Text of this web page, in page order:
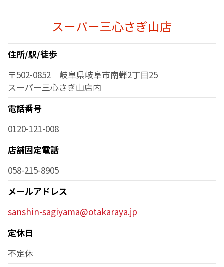
スーパー三心さぎ山店
住所/駅/徒歩
〒502-0852 岐阜県岐阜市南蝉2丁目25
スーパー三心さぎ山店内
電話番号
0120-121-008
店舗固定電話
058-215-8905
メールアドレス
sanshin-sagiyama@otakaraya.jp
定休日
不定休